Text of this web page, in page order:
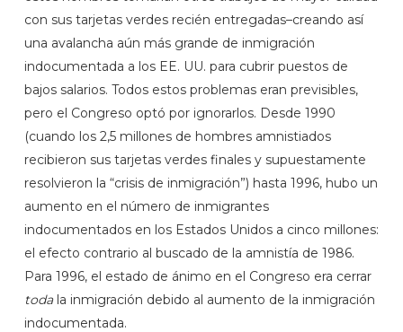
con sus tarjetas verdes recién entregadas–creando así
una avalancha aún más grande de inmigración
indocumentada a los EE. UU. para cubrir puestos de
bajos salarios. Todos estos problemas eran previsibles,
pero el Congreso optó por ignorarlos. Desde 1990
(cuando los 2,5 millones de hombres amnistiados
recibieron sus tarjetas verdes finales y supuestamente
resolvieron la “crisis de inmigración”) hasta 1996, hubo un
aumento en el número de inmigrantes
indocumentados en los Estados Unidos a cinco millones:
el efecto contrario al buscado de la amnistía de 1986.
Para 1996, el estado de ánimo en el Congreso era cerrar
todala inmigración debido al aumento de la inmigración
indocumentada.